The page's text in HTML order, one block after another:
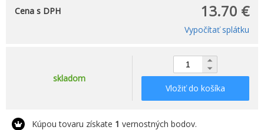
13.70 €
Cena s DPH
Vypočítať splátku
skladom
Vložiť do košíka
Kúpou tovaru získate 1 vernostných bodov.